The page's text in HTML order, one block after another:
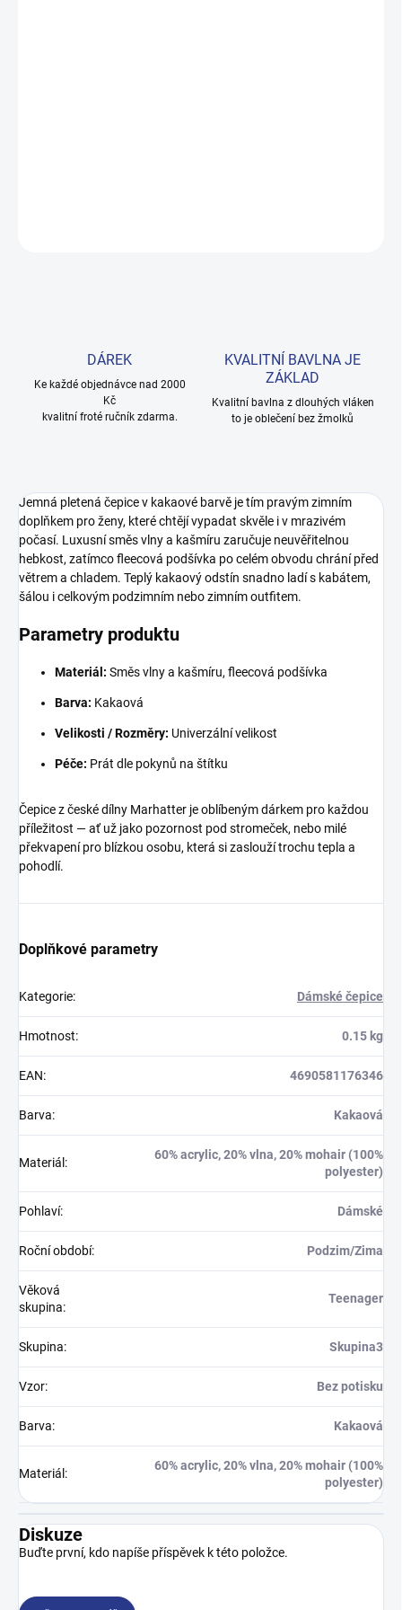
DÁREK
Ke každé objednávce nad 2000
Kč
kvalitní froté ručník zdarma.
KVALITNÍ BAVLNA JE
ZÁKLAD
Kvalitní bavlna z dlouhých vláken
to je oblečení bez žmolků
Jemná pletená čepice v kakaové barvě je tím pravým zimním
doplňkem pro ženy, které chtějí vypadat skvěle i v mrazivém
počasí. Luxusní směs vlny a kašmíru zaručuje neuvěřitelnou
hebkost, zatímco fleecová podšívka po celém obvodu chrání před
větrem a chladem. Teplý kakaový odstín snadno ladí s kabátem,
šálou i celkovým podzimním nebo zimním outfitem.
Parametry produktu
Materiál: Směs vlny a kašmíru, fleecová podšívka
Barva: Kakaová
Velikosti / Rozměry: Univerzální velikost
Péče: Prát dle pokynů na štítku
Čepice z české dílny Marhatter je oblíbeným dárkem pro každou
příležitost — ať už jako pozornost pod stromeček, nebo milé
překvapení pro blízkou osobu, která si zaslouží trochu tepla a
pohodlí.
Doplňkové parametry
Kategorie: Dámské čepice
Hmotnost: 0.15 kg
EAN: 4690581176346
Barva: Kakaová
Materiál :
60% acrylic, 20% vlna, 20% mohair (100%
polyester)
Pohlaví: Dámské
Roční období: Podzim/Zima
Věková
skupina:
Teenager
Skupina: Skupina3
Vzor: Bez potisku
Barva: Kakaová
Materiál :
60% acrylic, 20% vlna, 20% mohair (100%
polyester)
Diskuze
Buďte první, kdo napíše příspěvek k této položce.